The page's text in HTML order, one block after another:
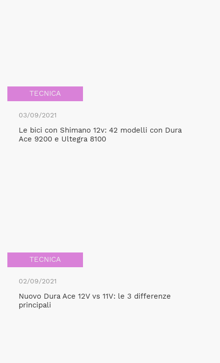
TECNICA
03/09/2021
Le bici con Shimano 12v: 42 modelli con Dura
Ace 9200 e Ultegra 8100
TECNICA
02/09/2021
Nuovo Dura Ace 12V vs 11V: le 3 differenze
principali